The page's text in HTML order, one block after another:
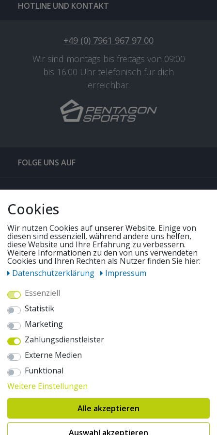
HOTLINE UND KONTAKT
+49 (0) 7961 967 97 00
Wir sind montags bis freitags von 09:00
bis 16:00 Uhr telefonisch für dich
erreichbar.
FOLGE UNS AUF
QUICKLINKS & TIPPS
UNSERE ANGEBOTE
WIR VERSENDEN MIT
AUSZEICHNUNGEN & SICHERHEIT
© 2026 pentagonsports.de
Pentagon Sports GmbH & Co. KG
Daten­schutz­erklärung
Hinweise zur Batterieentsorgung
Cookie-Einstellungen ändern
Erklärung zur Barrierefreiheit
* Alle Preise inkl. gesetzlicher Mehrwertsteuer zuzüglich Versandkosten. Die
Cookies
Wir nutzen Cookies auf unserer Website. Einige von
diesen sind essenziell, während andere uns helfen,
diese Website und Ihre Erfahrung zu verbessern.
Weitere Informationen zu den von uns verwendeten
Cookies und Ihren Rechten als Nutzer finden Sie hier:
Daten­schutz­erklärung
Impressum
Essenziell
Statistik
Marketing
Zahlungsdienstleister
Externe Medien
Funktional
Weitere Einstellungen
Alle akzeptieren
Auswahl akzeptieren